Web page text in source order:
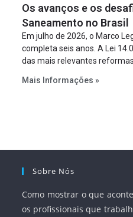
projeto a projeto.
Os avanços e os
Saneamento no Brasil
Em julho de 2026, o Marco
completa seis anos. A Lei
das mais relevantes
serviços, ampliar a
Mais Informações »
Sobre Nós
Como mostrar o que
os profissionais que